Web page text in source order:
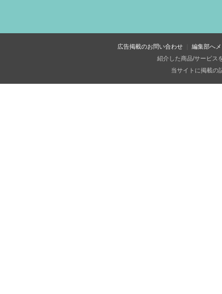
広告掲載のお問い合わせ
編集部へ
紹介した商品/サービス
当サイトに掲載の